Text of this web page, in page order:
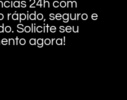
24h com
rápido, seguro e
Solicite seu
agora!